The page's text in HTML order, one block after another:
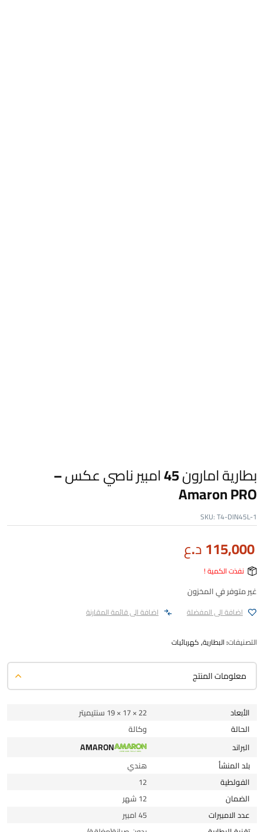
بطارية امارون 45 امبير ناصي عكس –
Amaron PRO
SKU:T4-DIN45L-1
115,000د.ع
نفذت الكمية !
غير متوفر في المخزون
اضافة الى المفضلة اضافة الى قائمة المقارنة
التصنيفات:البطارية,كهربائيات
معلومات المنتج
الأبعاد
22 × 17 × 19 سنتيميتر
الحالة
وكالة
البراند
AMARON
بلد المنشأ
هندي
الفولطية
12
الضمان
12 شهر
عدد الامبيرات
45 امبير